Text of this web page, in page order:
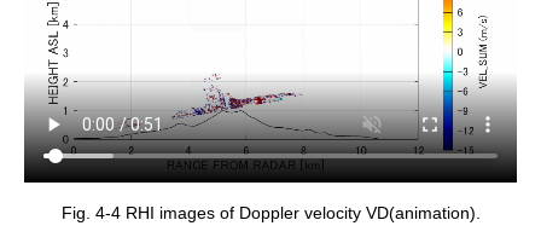
Fig. 4-4 RHI images of Doppler velocity VD(animation).